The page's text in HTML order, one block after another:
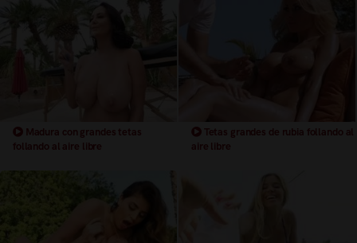
Madura con grandes tetas
follando al aire libre
Tetas grandes de rubia follando al
aire libre